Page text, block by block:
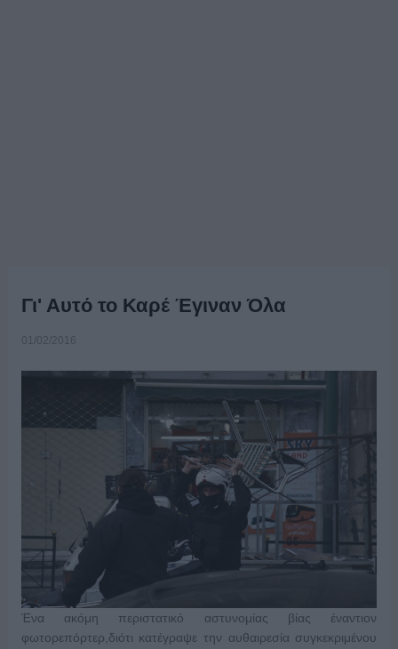
Γι' Αυτό το Καρέ Έγιναν Όλα
01/02/2016
Ένα ακόμη περιστατικό αστυνομίας βίας έναντιον
φωτορεπόρτερ,διότι κατέγραψε την αυθαιρεσία συγκεκριμένου